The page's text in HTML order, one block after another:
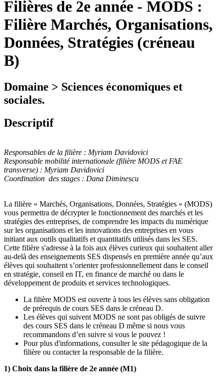
Filières de 2e année - MODS :
Filière Marchés, Organisations,
Données, Stratégies (créneau
B)
Domaine > Sciences économiques et
sociales.
Descriptif
Responsables de la filière : Myriam Davidovici
Responsable mobilité internationale (filière MODS et FAE
transverse) : Myriam Davidovici
Coordination des stages : Dana Diminescu
La filière « Marchés, Organisations, Données, Stratégies » (MODS)
vous permettra de décrypter le fonctionnement des marchés et les
stratégies des entreprises, de comprendre les impacts du numérique
sur les organisations et les innovations des entreprises en vous
initiant aux outils qualitatifs et quantitatifs utilisés dans les SES.
Cette filière s'adresse à la fois aux élèves curieux qui souhaitent aller
au-delà des enseignements SES dispensés en première année qu’aux
élèves qui souhaitent s’orienter professionnellement dans le conseil
en stratégie, conseil en IT, en finance de marché ou dans le
développement de produits et services technologiques.
La filière MODS est ouverte à tous les élèves sans obligation
de prérequis de cours SES dans le créneau D.
Les élèves qui suivent MODS ne sont pas obligés de suivre
des cours SES dans le créneau D même si nous vous
recommandons d’en suivre si vous le pouvez !
Pour plus d'informations, consulter le site pédagogique de la
filière ou contacter la responsable de la filière.
1) Choix dans la filière de 2e année (M1)